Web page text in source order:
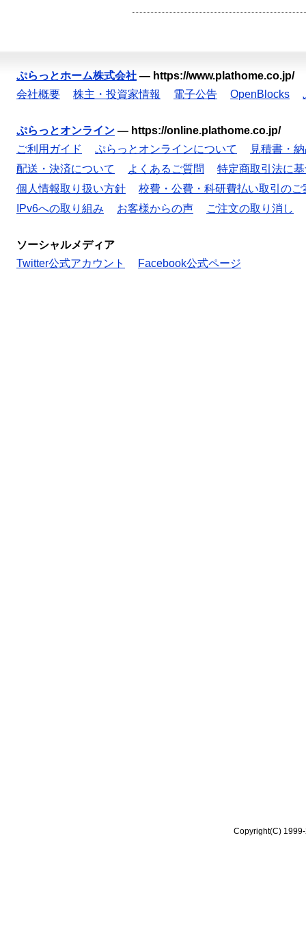
ぷらっとホーム株式会社 — https://www.plathome.co.jp/
会社概要
株主・投資家情報 電子公告 OpenBlocks
ぷらっとオンライン — https://online.plathome.co.jp/
ご利用ガイド
ぷらっとオンラインについて
見積書・
配送・決済について
よくあるご質問
特定商取引法に
個人情報取り扱い方針
校費・公費・科研費払い取引のご
IPv6への取り組み
お客様からの声 ご注文の取り消し
ソーシャルメディア
Twitter公式アカウント
Facebook公式ページ
Copyright(C)